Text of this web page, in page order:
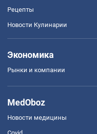
Рецепты
Новости Кулинарии
Экономика
Рынки и компании
MedOboz
Новости медицины